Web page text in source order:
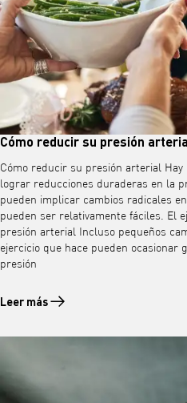
Cómo reducir su presión
Cómo reducir su presión arterial Hay
lograr reducciones duraderas en la
pueden implicar cambios radicales
pueden ser relativamente fáciles. El
presión arterial Incluso pequeños
ejercicio que hace pueden ocasionar
presión
Leer más
Leer más sobre Cómo reducir su